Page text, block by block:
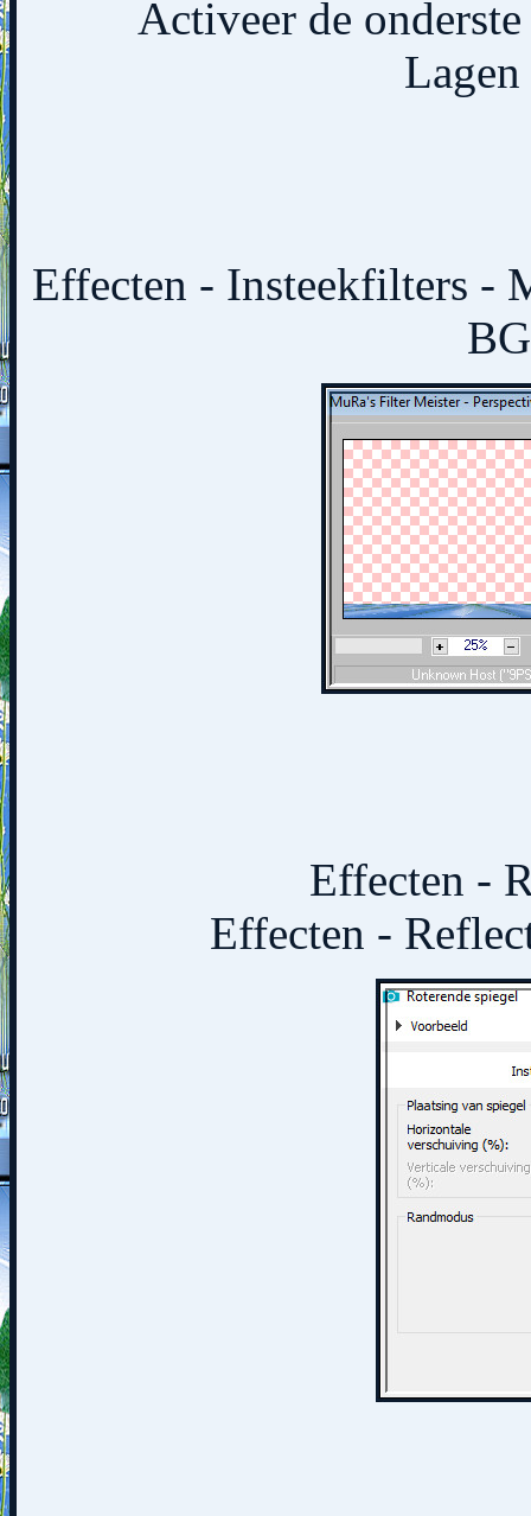
Activeer de
Effecten - Insteekfilters -
Effecten -
Effecten -